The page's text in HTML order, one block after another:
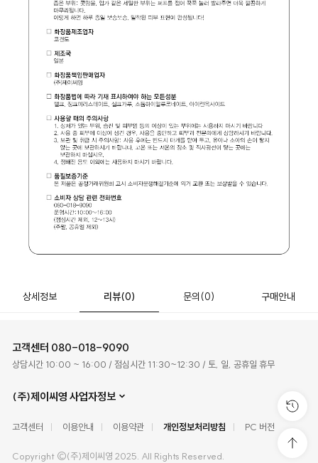
상세정보 리뷰(0) 문의 (0) 구매안내
고객센터 080-018-9090
상담시간 10:00 ~ 16:00 / 점심시간 11:30~12:30 / 토, 일, 공휴일 휴무
(주)제이씨영 사업자정보
고객센터 이용안내 이용약관 개인정보처리방침 PC 버전
Copyright ©(주)제이씨영 2025. All Rights Reserved.